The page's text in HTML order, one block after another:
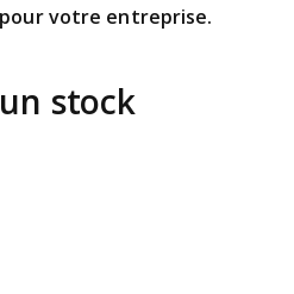
pour votre entreprise.
stock